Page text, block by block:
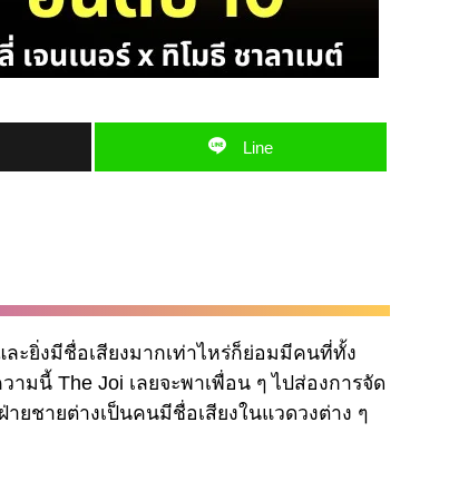
Line
ะยิ่งมีชื่อเสียงมากเท่าไหร่ก็ย่อมมีคนที่ทั้ง
มนี้ The Joi เลยจะพาเพื่อน ๆ ไปส่องการจัด
ชายต่างเป็นคนมีชื่อเสียงในแวดวงต่าง ๆ